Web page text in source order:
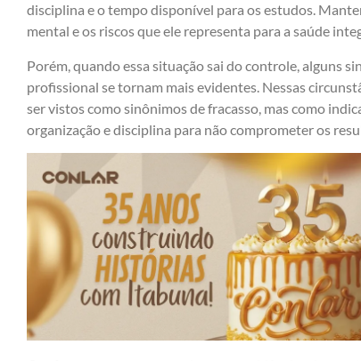
disciplina e o tempo disponível para os estudos.
mental e os riscos que ele representa para a saúde
Porém, quando essa situação sai do controle, alguns
profissional se tornam mais evidentes. Nessas
ser vistos como sinônimos de fracasso, mas como
organização e disciplina para não comprometer os